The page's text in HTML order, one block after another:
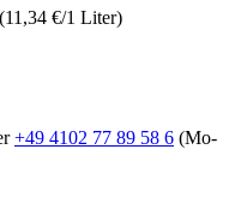
€/1 Liter)
+49 4102 77 89 58 6 (Mo-